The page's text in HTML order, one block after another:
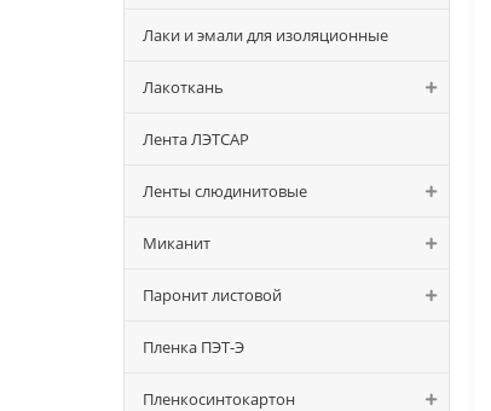
Лаки и эмали для изоляционные
Лакоткань
Лента ЛЭТСАР
Ленты слюдинитовые
Миканит
Паронит листовой
Пленка ПЭТ-Э
Пленкосинтокартон